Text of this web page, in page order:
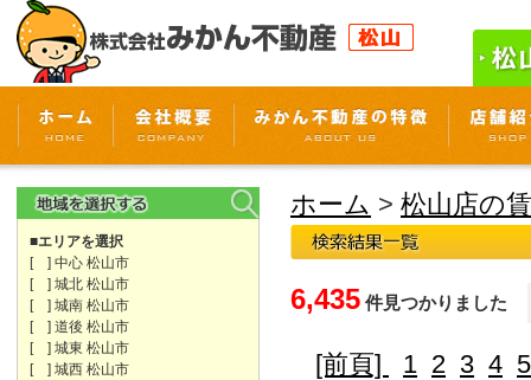
■エリアを選択
[ ] 中心 松山市
[ ] 城北 松山市
[ ] 城南 松山市
[ ] 道後 松山市
[ ] 城東 松山市
[ ] 城西 松山市
ホーム > 松山店の
6,435 件見つかりました
[前頁] 1 2 3 4 5